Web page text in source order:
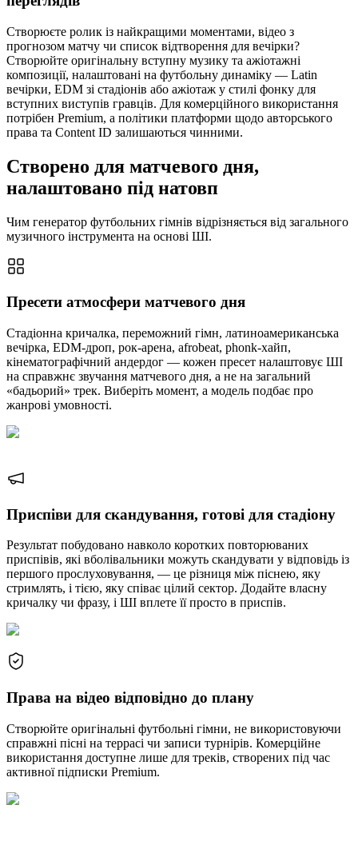
Створюєте ролик із найкращими моментами, відео з
прогнозом матчу чи список відтворення для вечірки?
Створюйте оригінальну вступну музику та ажіотажні
композиції, налаштовані на футбольну динаміку — Latin
вечірки, EDM зі стадіонів або ажіотаж у стилі фонку для
вступних виступів гравців. Для комерційного використання
потрібен Premium, а політики платформи щодо авторського
права та Content ID залишаються чинними.
Створено для матчевого дня,
налаштовано під натовп
Чим генератор футбольних гімнів відрізняється від загального
музичного інструмента на основі ШІ.
Пресети атмосфери матчевого дня
Стадіонна кричалка, переможний гімн, латиноамериканська
вечірка, EDM-дроп, рок-арена, afrobeat, phonk-хайп,
кінематографічний андердог — кожен пресет налаштовує ШІ
на справжнє звучання матчевого дня, а не на загальний
«бадьорий» трек. Виберіть момент, а модель подбає про
жанрові умовності.
Приспіви для скандування, готові для стадіону
Результат побудовано навколо коротких повторюваних
приспівів, які вболівальники можуть скандувати у відповідь із
першого прослуховування, — це різниця між піснею, яку
стримлять, і тією, яку співає цілий сектор. Додайте власну
кричалку чи фразу, і ШІ вплете її просто в приспів.
Права на відео відповідно до плану
Створюйте оригінальні футбольні гімни, не використовуючи
справжні пісні на террасі чи записи турнірів. Комерційне
використання доступне лише для треків, створених під час
активної підписки Premium.